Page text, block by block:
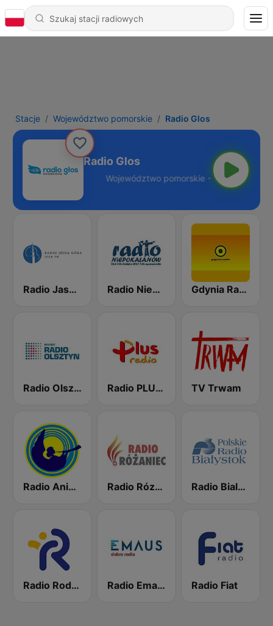
Stacje Województwo pomorskie Radio Glos
Radio Glos
- 97.1 FM
Radio Jasna Góra 100.6 Radio Niepokalanów Gdynia Radio
Radio Olsztyn Radio PLUS Olsztyn TV Trwam
Radio Anioł Beskidów Radio Rózaniec Radio Bialystok
Radio Rodzina Radio Emaus Radio Fiat